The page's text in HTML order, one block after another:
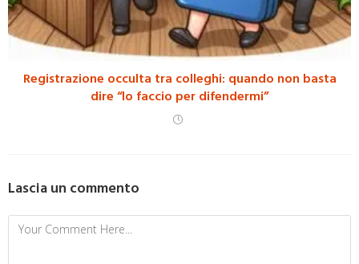
Registrazione occulta tra colleghi: quando non basta
dire “lo faccio per difendermi”
Lascia un commento